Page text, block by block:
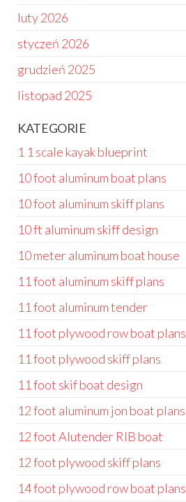
luty 2026
styczeń 2026
grudzień 2025
listopad 2025
KATEGORIE
1 1 scale kayak blueprint
10 foot aluminum boat plans
10 foot aluminum skiff plans
10 ft aluminum skiff design
10 meter aluminum boat house
11 foot aluminum skiff plans
11 foot aluminum tender
11 foot plywood row boat plans
11 foot plywood skiff plans
11 foot skif boat design
12 foot aluminum jon boat plans
12 foot Alutender RIB boat
12 foot plywood skiff plans
14 foot plywood row boat plans